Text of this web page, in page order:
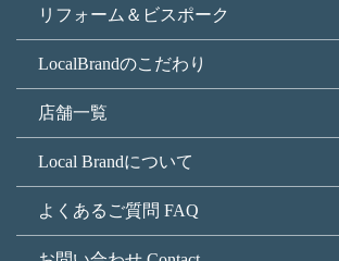
リフォーム＆ビスポーク
LocalBrandのこだわり
店舗一覧
Local Brandについて
よくあるご質問 FAQ